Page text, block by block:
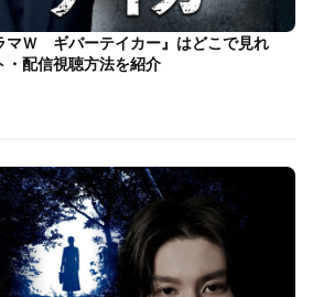
マＷ ギバーテイカー』はどこで見れ
・配信視聴方法を紹介